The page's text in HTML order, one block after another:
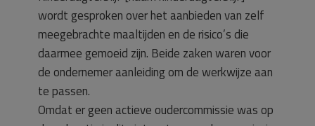
wordt gesproken over het aanbieden van zelf
meegebrachte maaltijden en de risico’s die
daarmee gemoeid zijn. Beide zaken waren voor
de ondernemer aanleiding om de werkwijze aan
te passen.
Omdat er geen actieve oudercommissie was op